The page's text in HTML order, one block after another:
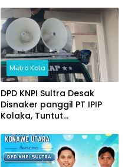
Metro Kota
DPD KNPI Sultra Desak
Disnaker panggil PT IPIP
Kolaka, Tuntut
Lokal/Data perkeja luar
daerah dan Jaminan
Keselamatan Kerja